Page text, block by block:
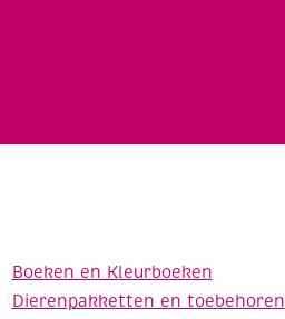
Boeken en Kleurboeken
Dierenpakketten en toebehoren